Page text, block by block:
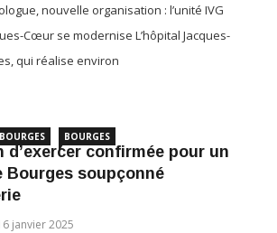
nouvelle organisation : l’unité IVG
Cœur se modernise L’hôpital Jacques-
qui réalise environ
BOURGES BOURGES
d’exercer confirmée pour un
Bourges soupçonné
janvier 2025